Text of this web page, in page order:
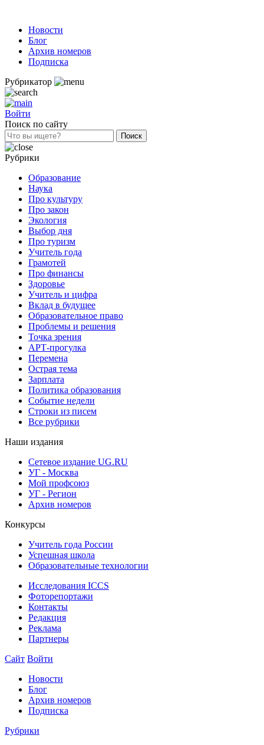
Новости
Блог
Архив номеров
Подписка
Рубрикатор
Войти
Поиск по сайту
Рубрики
Образование
Наука
Про культуру
Про закон
Экология
Выбор дня
Про туризм
Учитель года
Грамотей
Про финансы
Здоровье
Учитель и цифра
Вклад в будущее
Образовательное право
Проблемы и решения
Точка зрения
АРТ-прогулка
Перемена
Острая тема
Зарплата
Политика образования
Событие недели
Строки из писем
Все рубрики
Наши издания
Сетевое издание UG.RU
УГ - Москва
Мой профсоюз
УГ - Регион
Архив номеров
Конкурсы
Учитель года России
Успешная школа
Образовательные технологии
Исследования ICCS
Фоторепортажи
Контакты
Редакция
Реклама
Партнеры
Сайт Войти
Новости
Блог
Архив номеров
Подписка
Рубрики